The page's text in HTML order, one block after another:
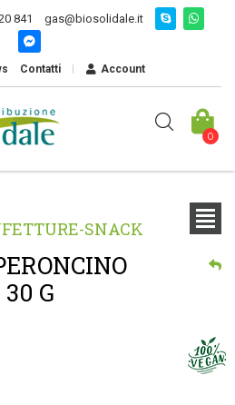
841 gas@biosolidale.it
Contatti Account
0
SNACK
G